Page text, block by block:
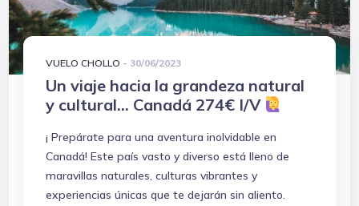
VUELO CHOLLO - 30/06/2023
Un viaje hacia la grandeza natural
y cultural... Canadá 274€ I/V
¡ Prepárate para una aventura inolvidable en
Canadá! Este país vasto y diverso está lleno de
maravillas naturales, culturas vibrantes y
experiencias únicas que te dejarán sin aliento.